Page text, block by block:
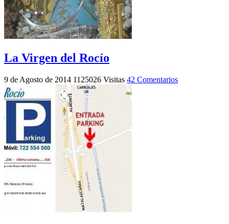
La Virgen del Rocío
9 de Agosto de 2014 1125026 Visitas 42 Comentarios